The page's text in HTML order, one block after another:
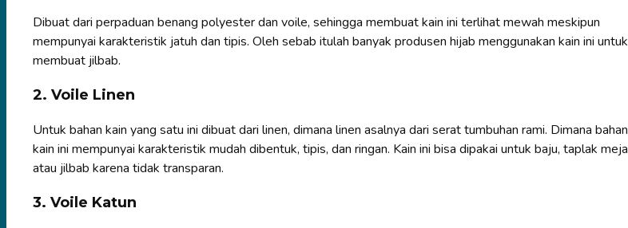
Dibuat dari perpaduan benang polyester dan voile, sehingga membuat kain ini terlihat mewah meskipun
mempunyai karakteristik jatuh dan tipis. Oleh sebab itulah banyak produsen hijab menggunakan kain ini untuk
membuat jilbab.
2. Voile Linen
Untuk bahan kain yang satu ini dibuat dari linen, dimana linen asalnya dari serat tumbuhan rami. Dimana bahan
kain ini mempunyai karakteristik mudah dibentuk, tipis, dan ringan. Kain ini bisa dipakai untuk baju, taplak meja
atau jilbab karena tidak transparan.
3. Voile Katun